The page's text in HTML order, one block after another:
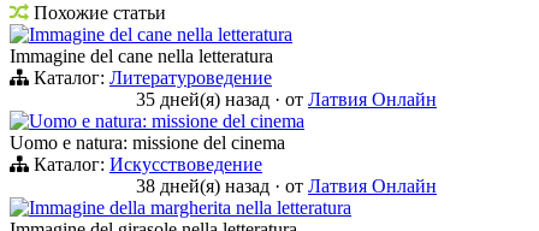
Похожие статьи
Immagine del cane nella letteratura
Immagine del cane nella letteratura
Каталог: Литературоведение
35 дней(я) назад · от Латвия Онлайн
Uomo e natura: missione del cinema
Uomo e natura: missione del cinema
Каталог: Искусствоведение
38 дней(я) назад · от Латвия Онлайн
Immagine della margherita nella letteratura